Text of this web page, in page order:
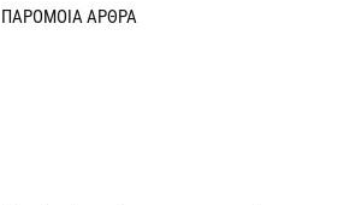
ΠΑΡΟΜΟΙΑ ΑΡΘΡΑ